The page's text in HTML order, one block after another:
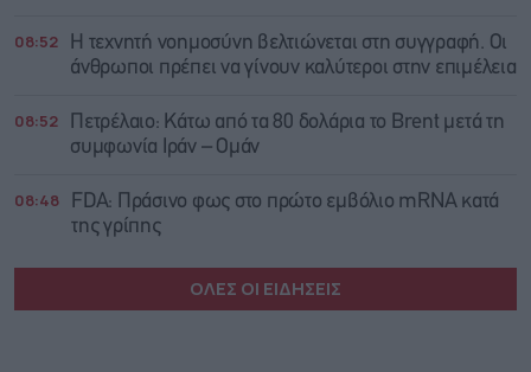
08:52
Η τεχνητή νοημοσύνη βελτιώνεται στη συγγραφή. Οι
άνθρωποι πρέπει να γίνουν καλύτεροι στην επιμέλεια
08:52
Πετρέλαιο: Κάτω από τα 80 δολάρια το Brent μετά τη
συμφωνία Ιράν – Ομάν
08:48
FDA: Πράσινο φως στο πρώτο εμβόλιο mRNA κατά
της γρίπης
ΟΛΕΣ ΟΙ ΕΙΔΗΣΕΙΣ